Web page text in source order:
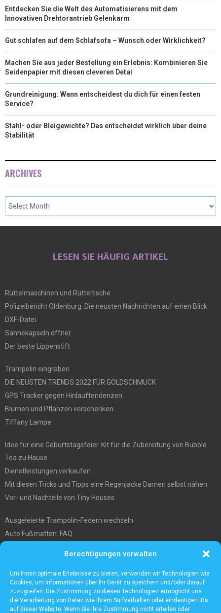
Berechtigungen verwalten
Um Ihnen optimale Erlebnisse zu bieten, verwenden wir Technologien wie
Cookies, um Informationen über Ihr Gerät zu speichern und/oder darauf
zuzugreifen. Die Zustimmung zu diesen Technologien ermöglicht uns
die Verarbeitung von Daten wie Ihrem Surfverhalten oder eindeutigen IDs
auf dieser Website. Wenn Sie Ihre Zustimmung nicht erteilen oder
Entdecken Sie die Welt des Automatisierens mit dem
Innovativen Drehtorantrieb Gelenkarm
Gut schlafen auf dem Schlafsofa – Wunsch oder Wirklichkeit?
Machen Sie aus jeder Bestellung ein Erlebnis: Kombinieren Sie
Seidenpapier mit diesen cleveren Detai
Grundreinigung: Wann entscheidest du dich für einen festen
Service?
Stahl- oder Bleigewichte? Das entscheidet wirklich über deine
Stabilität
ARCHIVES
LESEN SIE HÄUFIG ARTIKEL
Rüttelmaschinen und Rütteltische
Polizeibericht Oldenburg: Die neusten Nachrichten auf einen Blick
DXF-Datei
Sahnekapseln öffner
Der beste Lippenstift
Trampolin eingraben
DIE NEUSTEN TRENDS 2022 FÜR GOLDSCHMUCK
GPS Tracker gegen Hinlauftendenzen
Blumen und Pflanzen verschenken
Tiffany Lampe
Idee für eine Geburtstagsfeier. Kit für die Zubereitung von Bubble
Tea zu Hause
Dienstleistungen verkaufen
Mit diesen Tricks und Tipps eine Regenjacke Damen selbst nähen
Vor- und Nachteile von Tiny Houses
Ausgeleierte Trampolin-Federn wechseln
Auto Fußmatten: FAQ
Was Sie über die Außenlagerung von Waren und Produkten wissen
müssen